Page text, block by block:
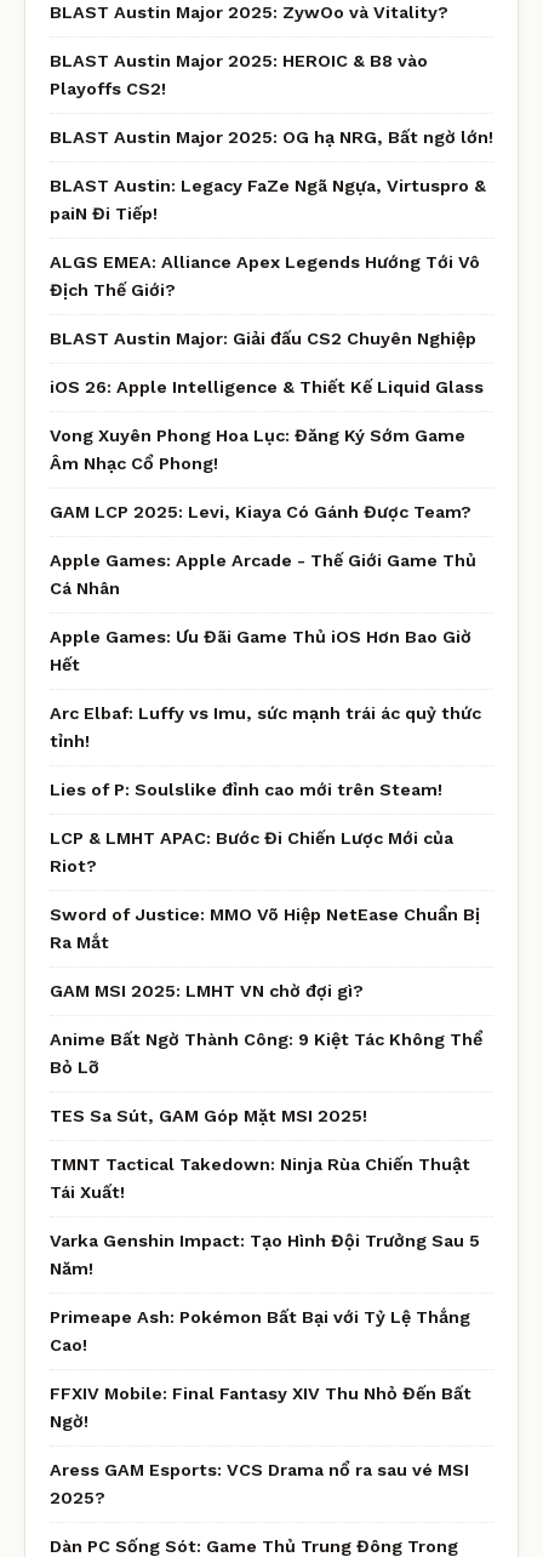
BLAST Austin Major 2025: ZywOo và Vitality?
BLAST Austin Major 2025: HEROIC & B8 vào
Playoffs CS2!
BLAST Austin Major 2025: OG hạ NRG, Bất ngờ lớn!
BLAST Austin: Legacy FaZe Ngã Ngựa, Virtuspro &
paiN Đi Tiếp!
ALGS EMEA: Alliance Apex Legends Hướng Tới Vô
Địch Thế Giới?
BLAST Austin Major: Giải đấu CS2 Chuyên Nghiệp
iOS 26: Apple Intelligence & Thiết Kế Liquid Glass
Vong Xuyên Phong Hoa Lục: Đăng Ký Sớm Game
Âm Nhạc Cổ Phong!
GAM LCP 2025: Levi, Kiaya Có Gánh Được Team?
Apple Games: Apple Arcade - Thế Giới Game Thủ
Cá Nhân
Apple Games: Ưu Đãi Game Thủ iOS Hơn Bao Giờ
Hết
Arc Elbaf: Luffy vs Imu, sức mạnh trái ác quỷ thức
tỉnh!
Lies of P: Soulslike đỉnh cao mới trên Steam!
LCP & LMHT APAC: Bước Đi Chiến Lược Mới của
Riot?
Sword of Justice: MMO Võ Hiệp NetEase Chuẩn Bị
Ra Mắt
GAM MSI 2025: LMHT VN chờ đợi gì?
Anime Bất Ngờ Thành Công: 9 Kiệt Tác Không Thể
Bỏ Lỡ
TES Sa Sút, GAM Góp Mặt MSI 2025!
TMNT Tactical Takedown: Ninja Rùa Chiến Thuật
Tái Xuất!
Varka Genshin Impact: Tạo Hình Đội Trưởng Sau 5
Năm!
Primeape Ash: Pokémon Bất Bại với Tỷ Lệ Thắng
Cao!
FFXIV Mobile: Final Fantasy XIV Thu Nhỏ Đến Bất
Ngờ!
Aress GAM Esports: VCS Drama nổ ra sau vé MSI
2025?
Dàn PC Sống Sót: Game Thủ Trung Đông Trong